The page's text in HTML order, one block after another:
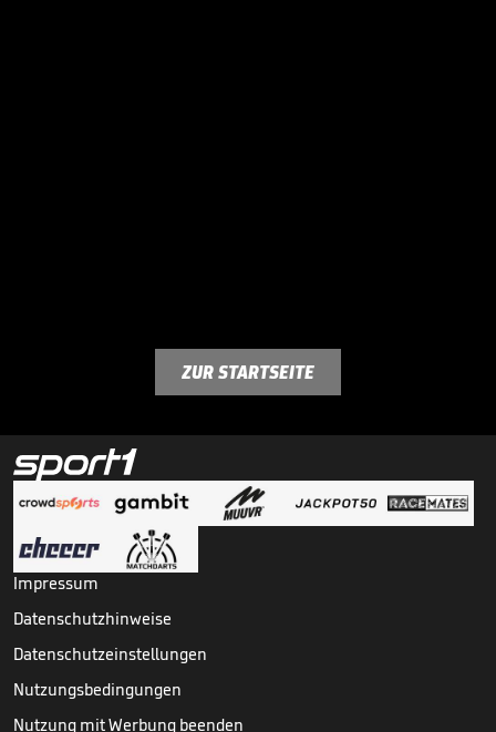
ZUR STARTSEITE
Impressum
Datenschutzhinweise
Datenschutzeinstellungen
Nutzungsbedingungen
Nutzung mit Werbung beenden